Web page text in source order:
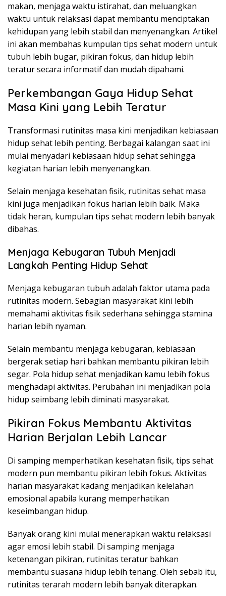
makan, menjaga waktu istirahat, dan meluangkan
waktu untuk relaksasi dapat membantu menciptakan
kehidupan yang lebih stabil dan menyenangkan. Artikel
ini akan membahas kumpulan tips sehat modern untuk
tubuh lebih bugar, pikiran fokus, dan hidup lebih
teratur secara informatif dan mudah dipahami.
Perkembangan Gaya Hidup Sehat
Masa Kini yang Lebih Teratur
Transformasi rutinitas masa kini menjadikan kebiasaan
hidup sehat lebih penting. Berbagai kalangan saat ini
mulai menyadari kebiasaan hidup sehat sehingga
kegiatan harian lebih menyenangkan.
Selain menjaga kesehatan fisik, rutinitas sehat masa
kini juga menjadikan fokus harian lebih baik. Maka
tidak heran, kumpulan tips sehat modern lebih banyak
dibahas.
Menjaga Kebugaran Tubuh Menjadi
Langkah Penting Hidup Sehat
Menjaga kebugaran tubuh adalah faktor utama pada
rutinitas modern. Sebagian masyarakat kini lebih
memahami aktivitas fisik sederhana sehingga stamina
harian lebih nyaman.
Selain membantu menjaga kebugaran, kebiasaan
bergerak setiap hari bahkan membantu pikiran lebih
segar. Pola hidup sehat menjadikan kamu lebih fokus
menghadapi aktivitas. Perubahan ini menjadikan pola
hidup seimbang lebih diminati masyarakat.
Pikiran Fokus Membantu Aktivitas
Harian Berjalan Lebih Lancar
Di samping memperhatikan kesehatan fisik, tips sehat
modern pun membantu pikiran lebih fokus. Aktivitas
harian masyarakat kadang menjadikan kelelahan
emosional apabila kurang memperhatikan
keseimbangan hidup.
Banyak orang kini mulai menerapkan waktu relaksasi
agar emosi lebih stabil. Di samping menjaga
ketenangan pikiran, rutinitas teratur bahkan
membantu suasana hidup lebih tenang. Oleh sebab itu,
rutinitas terarah modern lebih banyak diterapkan.